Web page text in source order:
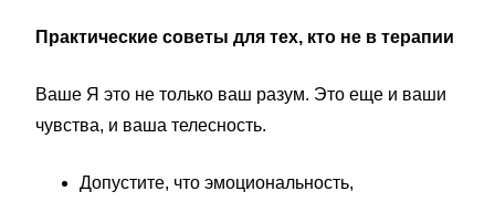
Практические советы для тех, кто не в терапии
Ваше Я это не только ваш разум. Это еще и ваши
чувства, и ваша телесность.
Допустите, что эмоциональность,